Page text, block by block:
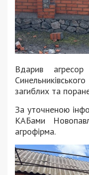
Вдарив
загиблих та
За уточненою
КАБами
агрофірма.